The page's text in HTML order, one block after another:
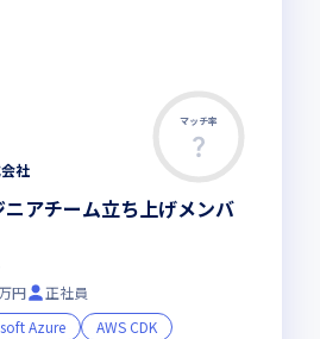
マッチ率
社
ニアチーム立ち上げメンバ
円
正社員
Azure
AWS CDK